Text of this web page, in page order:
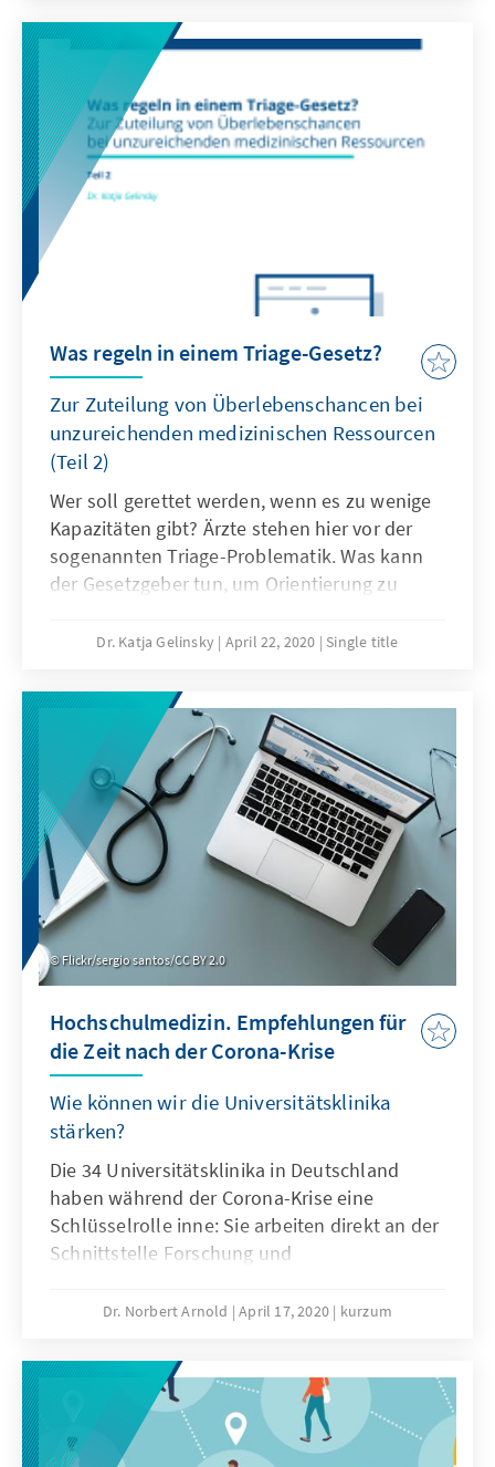
Was regeln in einem Triage-Gesetz?
Zur Zuteilung von Überlebenschancen bei
unzureichenden medizinischen Ressourcen
(Teil 2)
Wer soll gerettet werden, wenn es zu wenige
Kapazitäten gibt? Ärzte stehen hier vor der
sogenannten Triage-Problematik. Was kann
der Gesetzgeber tun, um Orientierung zu
Dr. Katja Gelinsky April 22, 2020 Single title
Flickr/sergio santos/CC BY 2.0
Hochschulmedizin. Empfehlungen für
die Zeit nach der Corona-Krise
Wie können wir die Universitätsklinika
stärken?
Die 34 Universitätsklinika in Deutschland
haben während der Corona-Krise eine
Schlüsselrolle inne: Sie arbeiten direkt an der
Schnittstelle Forschung und
doch es gibt Modernisierungsbedarf. Unser
Universitätsklinika stärken können.
Dr. Norbert Arnold April 17, 2020 kurzum